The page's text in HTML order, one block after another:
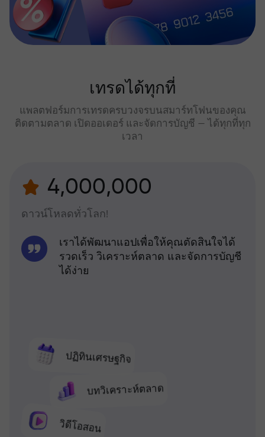
เทรดได้ทุกที่
แพลตฟอร์มการเทรดครบวงจรบนสมาร์ทโฟนของคุณ
ติดตามตลาด เปิดออเดอร์ และจัดการบัญชี — ได้ทุกที่ทุก
เวลา
4,000,000
ดาวน์โหลดทั่วโลก!
ปฏิทินเศรษฐกิจ
บทวิเคราะห์ตลาด
วิดีโอสอน
เราได้พัฒนาแอปเพื่อให้คุณตัดสินใจได้
รวดเร็ว วิเคราะห์ตลาด และจัดการบัญชี
ได้ง่าย